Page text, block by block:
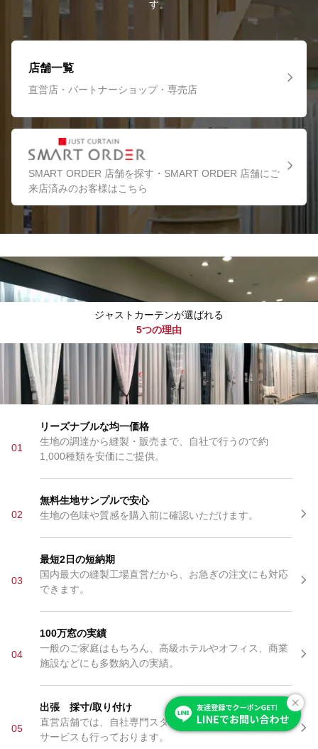
す。
店舗一覧
直営店・パートナーショップ・専売店
SMART ORDER 店舗を探す・SMART ORDER 店舗にご
来店済みのお客様はこちら
ジャストカーテンが選ばれる
5つの理由
01
リーズナブルな均一価格
生地の調達から縫製・販売まで、自社で行うので約
1,000種類を安価にご提供。
02
無料生地サンプルで安心
生地の色味や質感を購入前に確認いただけます。
03
最短2日の短納期
国内最大の縫製工場直営だから、お急ぎの注文にも対応
できます。
04
100万窓の実績
一般のご家庭はもちろん、高級ホテルやオフィス、商業
施設などにも多数納入の実績。
05
出張 採寸/取り付け
直営店舗では、自社専門スタッフによる出張採寸・施工
サービスも行っております。